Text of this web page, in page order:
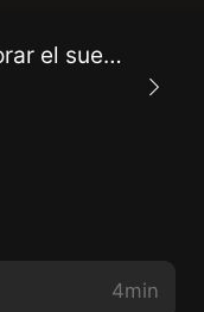
Sonidos para mejorar el sueño y aliviar la ansiedad y la depresión
4min